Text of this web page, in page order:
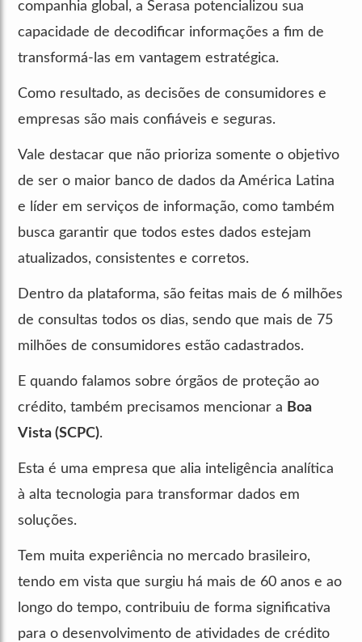
companhia global, a Serasa potencializou sua
capacidade de decodificar informações a fim de
transformá-las em vantagem estratégica.
Como resultado, as decisões de consumidores e
empresas são mais confiáveis e seguras.
Vale destacar que não prioriza somente o objetivo
de ser o maior banco de dados da América Latina
e líder em serviços de informação, como também
busca garantir que todos estes dados estejam
atualizados, consistentes e corretos.
Dentro da plataforma, são feitas mais de 6 milhões
de consultas todos os dias, sendo que mais de 75
milhões de consumidores estão cadastrados.
E quando falamos sobre órgãos de proteção ao
crédito, também precisamos mencionar a Boa
Vista (SCPC).
Esta é uma empresa que alia inteligência analítica
à alta tecnologia para transformar dados em
soluções.
Tem muita experiência no mercado brasileiro,
tendo em vista que surgiu há mais de 60 anos e ao
longo do tempo, contribuiu de forma significativa
para o desenvolvimento de atividades de crédito